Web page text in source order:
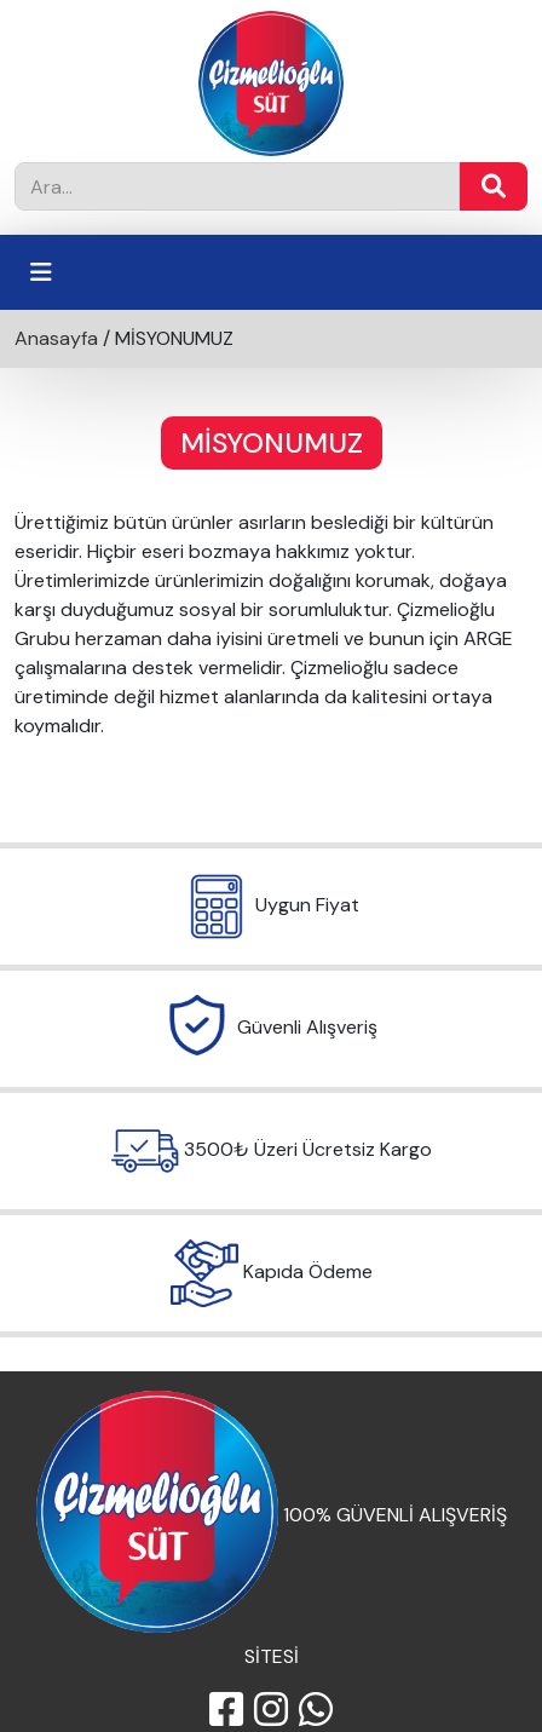
Anasayfa /MİSYONUMUZ
MİSYONUMUZ
Ürettiğimiz bütün ürünler asırların beslediği bir kültürün
eseridir. Hiçbir eseri bozmaya hakkımız yoktur.
Üretimlerimizde ürünlerimizin doğalığını korumak, doğaya
karşı duyduğumuz sosyal bir sorumluluktur. Çizmelioğlu
Grubu herzaman daha iyisini üretmeli ve bunun için ARGE
çalışmalarına destek vermelidir. Çizmelioğlu sadece
üretiminde değil hizmet alanlarında da kalitesini ortaya
koymalıdır.
Uygun Fiyat
Güvenli Alışveriş
3500₺ Üzeri Ücretsiz Kargo
Kapıda Ödeme
100% GÜVENLİ ALIŞVERİŞ
SİTESİ